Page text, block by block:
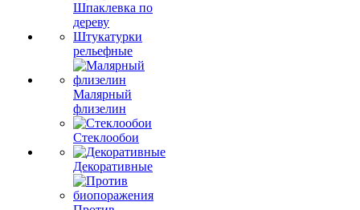
Шпаклевка по
дереву
Штукатурки
рельефные
Малярный
флизелин
Стеклообои
Декоративные